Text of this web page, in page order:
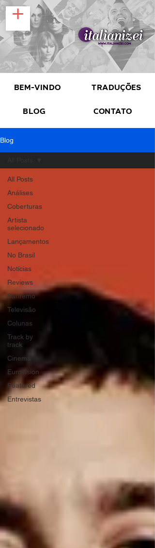
Bem-vindo Traduções
Blog Contato
Blog
All Posts
Análises
Coberturas
Artista
selecionado
Lançamentos
No Brasil
Notícias
Reviews
Sanremo
Televisão
Colunas
Track by
track
Cinema
Eurovision
Featured
Entrevistas